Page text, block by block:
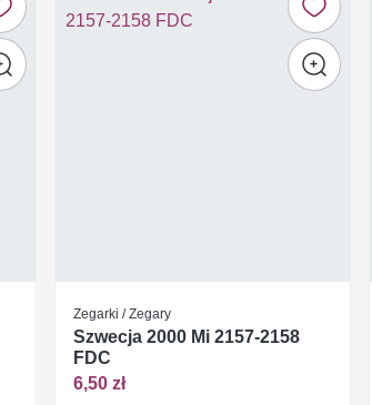
Zegarki / Zegary
Szwecja 2000 Mi 2157-2158
FDC
6,50 zł